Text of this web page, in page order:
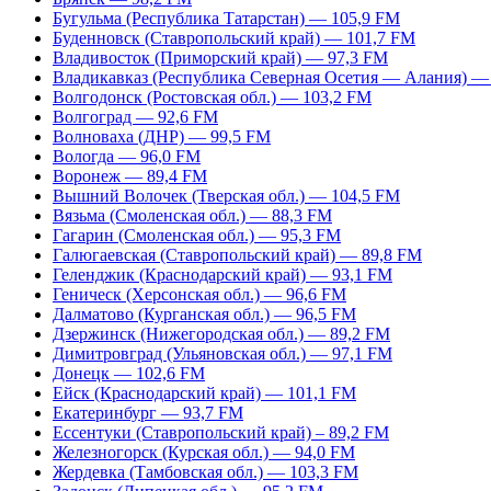
Бугульма (Республика Татарстан) — 105,9 FM
Буденновск (Ставропольский край) — 101,7 FM
Владивосток (Приморский край) — 97,3 FM
Владикавказ (Республика Северная Осетия — Алания)
Волгодонск (Ростовская обл.) — 103,2 FM
Волгоград — 92,6 FM
Волноваха (ДНР) — 99,5 FM
Вологда — 96,0 FM
Воронеж — 89,4 FM
Вышний Волочек (Тверская обл.) — 104,5 FM
Вязьма (Смоленская обл.) — 88,3 FM
Гагарин (Смоленская обл.) — 95,3 FM
Галюгаевская (Ставропольский край) — 89,8 FM
Геленджик (Краснодарский край) — 93,1 FM
Геническ (Херсонская обл.) — 96,6 FM
Далматово (Курганская обл.) — 96,5 FM
Дзержинск (Нижегородская обл.) — 89,2 FM
Димитровград (Ульяновская обл.) — 97,1 FM
Донецк — 102,6 FM
Ейск (Краснодарский край) — 101,1 FM
Екатеринбург — 93,7 FM
Ессентуки (Ставропольский край) – 89,2 FM
Железногорск (Курская обл.) — 94,0 FM
Жердевка (Тамбовская обл.) — 103,3 FM